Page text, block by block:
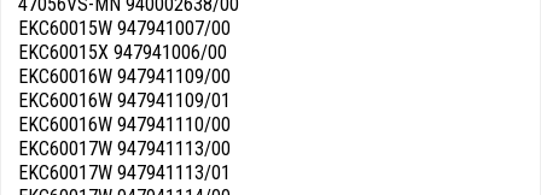
EKC60015W 947941007/00
EKC60015X 947941006/00
EKC60016W 947941109/00
EKC60016W 947941109/01
EKC60016W 947941110/00
EKC60017W 947941113/00
EKC60017W 947941113/01